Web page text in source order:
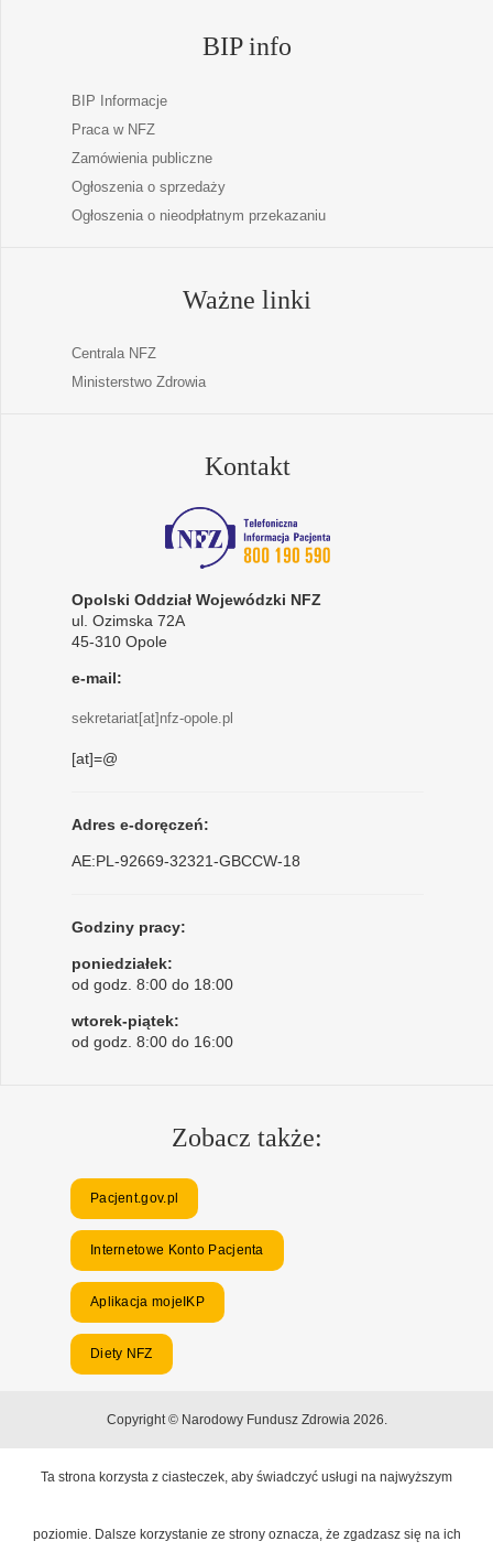
BIP info
BIP Informacje
Praca w NFZ
Zamówienia publiczne
Ogłoszenia o sprzedaży
Ogłoszenia o nieodpłatnym przekazaniu
Ważne linki
Centrala NFZ
Ministerstwo Zdrowia
Kontakt
Opolski Oddział Wojewódzki NFZ
ul. Ozimska 72A
45-310 Opole
e-mail:
sekretariat[at]nfz-opole.pl
[at]=@
Adres e-doręczeń:
AE:PL-92669-32321-GBCCW-18
Godziny pracy:
poniedziałek:
od godz. 8:00 do 18:00
wtorek-piątek:
od godz. 8:00 do 16:00
Zobacz także:
Pacjent.gov.pl
Internetowe Konto Pacjenta
Aplikacja mojeIKP
Diety NFZ
Copyright © Narodowy Fundusz Zdrowia 2026.
Ta strona korzysta z ciasteczek, aby świadczyć usługi na najwyższym
poziomie. Dalsze korzystanie ze strony oznacza, że zgadzasz się na ich